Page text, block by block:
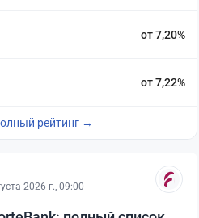
от 7,20%
от 7,22%
рейтинг →
2026 г., 09:00